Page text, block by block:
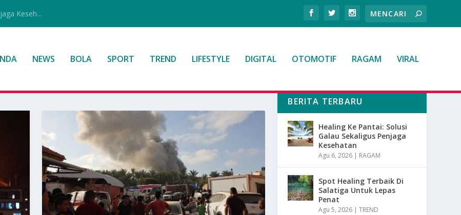
Keseh...
NEWS BOLA SPORT TREND LIFESTYLE DIGITAL OTOMOTIF RAGAM VIRAL
BERITA TERBARU
Healing Ke Pantai: Solusi
Galau Sekaligus Penjaga
Kesehatan
Agu 6, 2026 | RAGAM
Spot Healing Terbaik Di
Salatiga Untuk Lepas
Penat
Agu 5, 2026 |TREND